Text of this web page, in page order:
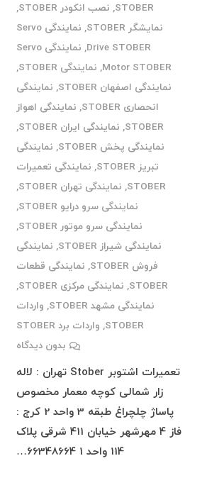
STOBER
, نصب انکودر STOBER
,
نمایشگر STOBER
,
نمایندگی Servo
Drive STOBER
,
نمایندگی Servo
Motor STOBER
, نمایندگی STOBER
,
نمایندگی اصفهان STOBER
, نمایندگی
انحصاری STOBER
, نمایندگی اهواز
STOBER
, نمایندگی ایران STOBER
,
نمایندگی پخش STOBER
, نمایندگی
تبریز STOBER
, نمایندگی تعمیرات
STOBER
, نمایندگی تهران STOBER
,
نمایندگی سرو درایو STOBER
,
نمایندگی سرو موتور STOBER
,
نمایندگی شیراز STOBER
, نمایندگی
فروش STOBER
, نمایندگی قطعات
STOBER
, نمایندگی مرکزی STOBER
,
نمایندگی مشهد STOBER
, واردات
STOBER
, واردات برد STOBER
بدون دیدگاه
تعمیرات اشتوبر Stober تهران : لاله
زار شمالی کوچه معمار مخصوص
پاساژ چلچراغ طبقه 3 واحد 2 کرج :
فاز 4 مهرشهر خیابان 411 شرقی پلاک
114 واحد 1 66348664…